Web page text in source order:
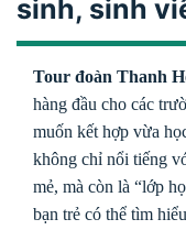
sinh, sinh
Tour đoàn Thanh
hàng đầu cho các
muốn kết hợp vừa
không chỉ nổi tiếng
mẻ, mà còn là “lớp
bạn trẻ có thể tìm